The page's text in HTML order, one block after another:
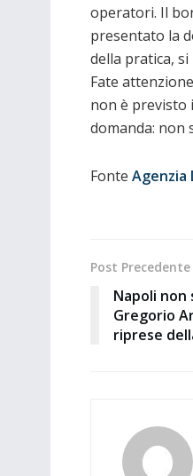
operatori. Il
presentato la
della pratica,
Fate
non è previsto
domanda:
Fonte Agenzia
Post Precedente
Napoli non
Gregorio
riprese